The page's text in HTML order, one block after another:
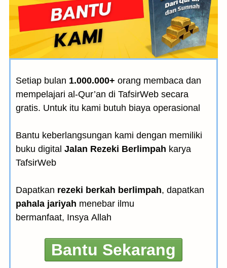
Setiap bulan 1.000.000+ orang membaca dan
mempelajari al-Qur’an di TafsirWeb secara
gratis. Untuk itu kami butuh biaya operasional
Bantu keberlangsungan kami dengan memiliki
buku digital Jalan Rezeki Berlimpah karya
TafsirWeb
Dapatkan rezeki berkah berlimpah, dapatkan
pahala jariyah menebar ilmu
bermanfaat, Insya Allah
Bantu Sekarang